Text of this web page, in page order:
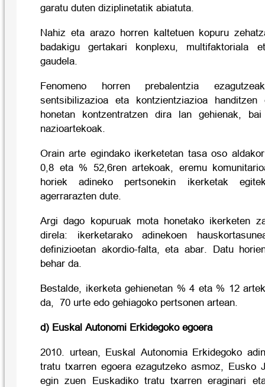
garatu duten diziplinetatik abiatuta.
Nahiz eta arazo horren kaltetuen kopuru
badakigu gertakari konplexu, multifaktoriala
gaudela.
Fenomeno horren prebalentzia
sentsibilizazioa eta kontzientziazioa
honetan kontzentratzen dira lan gehienak,
nazioartekoak.
Orain arte egindako ikerketetan tasa oso
0,8 eta % 52,6ren artekoak, eremu
horiek adineko pertsonekin ikerketak
agerrarazten dute.
Argi dago kopuruak mota honetako ikerketen
direla: ikerketarako adinekoen
definizioetan akordio-falta, eta abar. Datu
behar da.
Bestalde, ikerketa gehienetan % 4 eta % 12
da, 70 urte edo gehiagoko pertsonen artean.
d) Euskal Autonomi Erkidegoko egoera
2010. urtean, Euskal Autonomia Erkidegoko
tratu txarren egoera ezagutzeko asmoz, Eusko
egin zuen Euskadiko tratu txarren eraginari